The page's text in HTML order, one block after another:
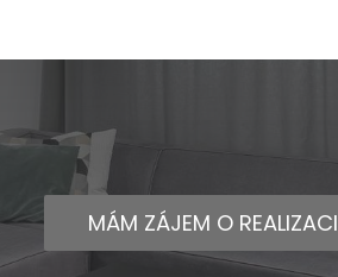
MÁM ZÁJEM O REALIZACI